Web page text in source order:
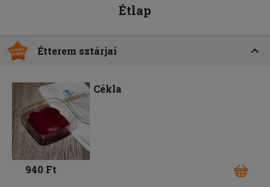
Étlap
Étterem sztárjai
Cékla
940 Ft